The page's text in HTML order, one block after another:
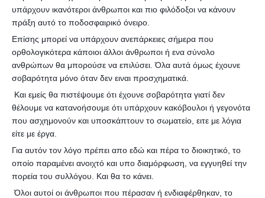
υπάρχουν ικανότεροι άνθρωποι και πιο φιλόδοξοι να κάνουν
πράξη αυτό το ποδοσφαιρικό όνειρο.
Επίσης μπορεί να υπάρχουν ανεπάρκειες σήμερα που
ορθολογικότερα κάποιοι άλλοι άνθρωποι ή ενα σύνολο
ανθρώπων θα μπορούσε να επιλύσει. Όλα αυτά όμως έχουνε
σοβαρότητα μόνο όταν δεν ειναι προσχηματικά.
Και εμείς θα πιστέψουμε ότι έχουνε σοβαρότητα γιατί δεν
θέλουμε να κατανοήσουμε ότι υπάρχουν κακόβουλοι ή γεγονότα
που ασχημονούν και υποσκάπτουν το σωματείο, ειτε με λόγια
είτε με έργα.
Για αυτόν τον λόγο πρέπει απο εδώ και πέρα το διοικητικό, το
οποίο παραμένει ανοιχτό και υπο διαμόρφωση, να εγγυηθεί την
πορεία του συλλόγου. Και θα το κάνει.
Όλοι αυτοί οι άνθρωποι που πέρασαν ή ενδιαφέρθηκαν, το